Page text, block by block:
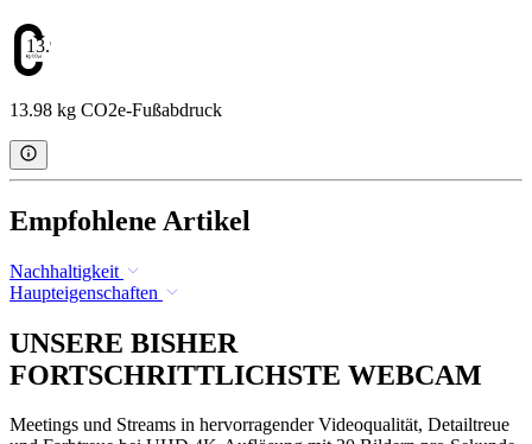
13.98
13.98 kg CO2e-Fußabdruck
Empfohlene Artikel
Nachhaltigkeit
Haupteigenschaften
UNSERE BISHER
FORTSCHRITTLICHSTE WEBCAM
Meetings und Streams in hervorragender Videoqualität, Detailtreue